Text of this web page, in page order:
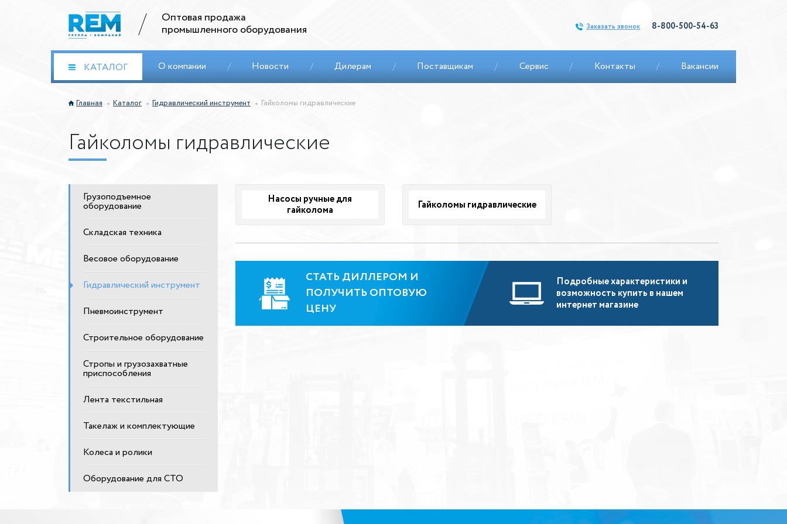
Оптовая продажа
промышленного оборудования
Заказать звонок 8-800-500-54-63
КАТАЛОГ О компании / Новости / Дилерам / Поставщикам / Сервис / Контакты / Вакансии
Главная Каталог Гидравлический инструмент Гайколомы гидравлические
Гайколомы гидравлические
Грузоподъемное
оборудование
Складская техника
Весовое оборудование
Гидравлический инструмент
Пневмоинструмент
Строительное оборудование
Стропы и грузозахватные
приспособления
Лента текстильная
Такелаж и комплектующие
Колеса и ролики
Оборудование для СТО
Насосы ручные для
гайколома
Гайколомы гидравлические
СТАТЬ ДИЛЛЕРОМ И
ПОЛУЧИТЬ ОПТОВУЮ
ЦЕНУ
Подробные характеристики и
возможность купить в нашем
интернет магазине